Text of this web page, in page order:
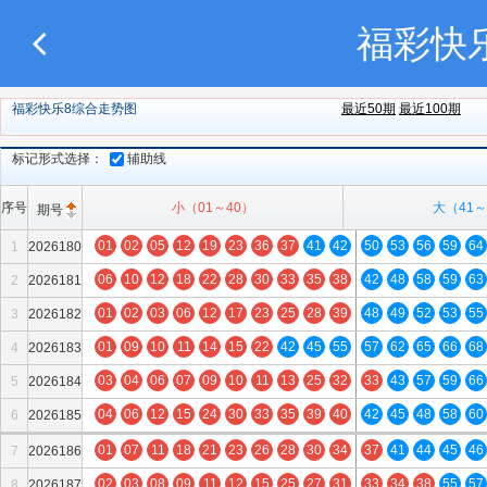
福彩快
福彩快乐8综合走势图 最近50期 最近100期
标记形式选择： 辅助线
序号 期号 小（01～40） 大（41
1 2026180 01 02 05 12 19 23 36 37 41 42 50 53 56 59 64
77
2 2026181 06 10 12 18 22 28 30 33 35 38 42 48 58 59 63
79
3 2026182 01 02 03 06 12 17 23 25 28 39 48 49 52 53 55
78
4 2026183 01 09 10 11 14 15 22 42 45 55 57 62 65 66 68
80
5 2026184 03 04 06 07 09 10 11 13 25 32 33 43 57 59 66
78
6 2026185 04 06 12 15 24 30 33 35 39 40 42 45 48 58 60
80
7 2026186 01 07 11 18 21 23 26 28 30 34 37 41 44 45 46
80
02 03 08 09 11 12 15 25 27 31 33 34 38 55 57